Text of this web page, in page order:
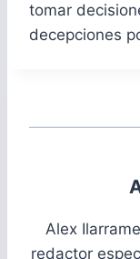
tomar
decepciones
Alex
redactor